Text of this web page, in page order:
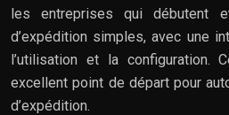
les entreprises qui débutent
d’expédition simples, avec une
l’utilisation et la configuration.
excellent point de départ pour
d’expédition.